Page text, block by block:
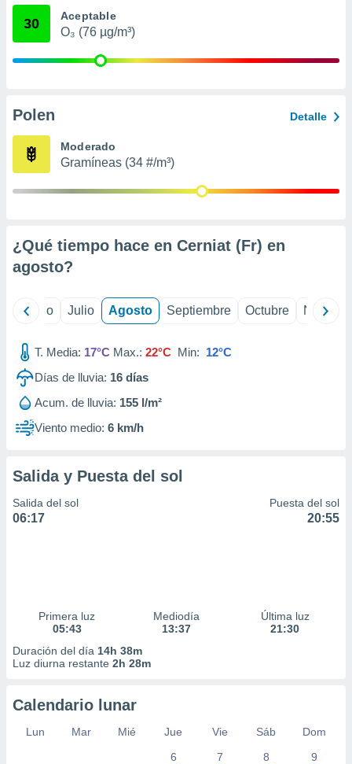
e
de
30 Aceptable
O₃ (76 µg/m³)
Polen Detalle
Moderado
Gramíneas (34 #/m³)
¿Qué tiempo hace en Cerniat (Fr) en
agosto?
Junio Julio Agosto Septiembre Octubre
T. Media: 17°C Max.: 22°C Min: 12°C
Días de lluvia: 16 días
Acum. de lluvia: 155 l/m²
Viento medio: 6 km/h
Salida y Puesta del sol
Salida del sol
06:17
Puesta del sol
20:55
Primera luz
05:43
Mediodía
13:37
Última luz
21:30
Duración del día 14h 38m
Luz diurna restante 2h 28m
Calendario lunar
Lun Mar Mié Jue Vie Sáb
Dom
6
7 8 9